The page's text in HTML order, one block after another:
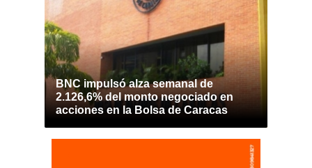
BNC impulsó alza semanal de
2.126,6% del monto negociado en
acciones en la Bolsa de Caracas